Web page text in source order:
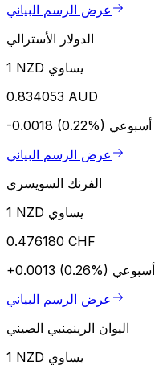
عرض الرسم البياني
الدولار الأسترالي
1 NZD يساوي
0.834053 AUD
-0.0018 (0.22%) أسبوعي
عرض الرسم البياني
الفرنك السويسري
1 NZD يساوي
0.476180 CHF
+0.0013 (0.26%) أسبوعي
عرض الرسم البياني
اليوان الرينمنبي الصيني
1 NZD يساوي